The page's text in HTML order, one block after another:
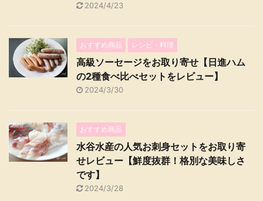
2024/4/23
おすすめ商品 レシピ・料理
高級ソーセージをお取り寄せ【日進ハム
の2種食べ比べセットをレビュー】
2024/3/30
おすすめ商品
水谷水産の人気お刺身セットをお取り寄
せレビュー【鮮度抜群！格別な美味しさ
です】
2024/3/28